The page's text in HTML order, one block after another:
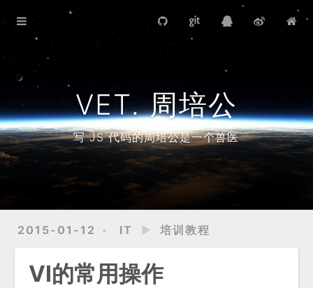
VET. 周培公
写 JS 代码的周培公是一个兽医
2015-01-12 IT ► 培训教程
VI的常用操作
首页
写作计划
导游笔记
藏书目录